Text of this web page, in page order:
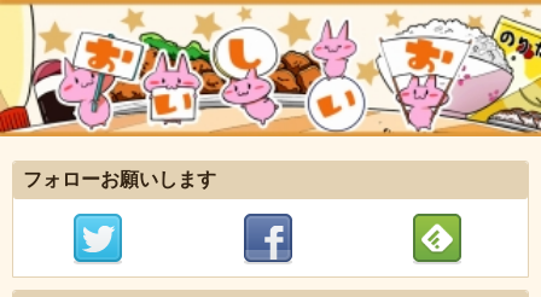
フォローお願いします